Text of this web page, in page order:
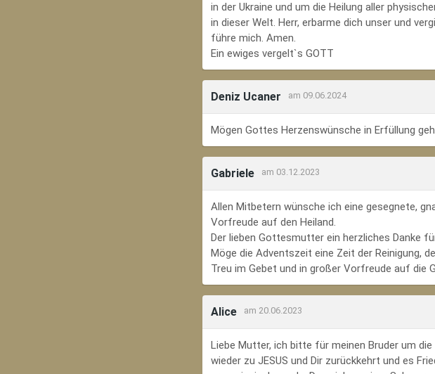
in der Ukraine und um die Heilung aller
in dieser Welt. Herr, erbarme dich unser und
führe mich. Amen.
Ein ewiges vergelt`s GOTT
Deniz Ucaner am 09.06.2024
Mögen Gottes Herzenswünsche in Erfüllung
Gabriele am 03.12.2023
Allen Mitbetern wünsche ich eine gesegnete,
Vorfreude auf den Heiland.
Der lieben Gottesmutter ein herzliches Danke
Möge die Adventszeit eine Zeit der Reinigung,
Treu im Gebet und in großer Vorfreude auf die
Alice am 20.06.2023
Liebe Mutter, ich bitte für meinen Bruder um
wieder zu JESUS und Dir zurückkehrt und es